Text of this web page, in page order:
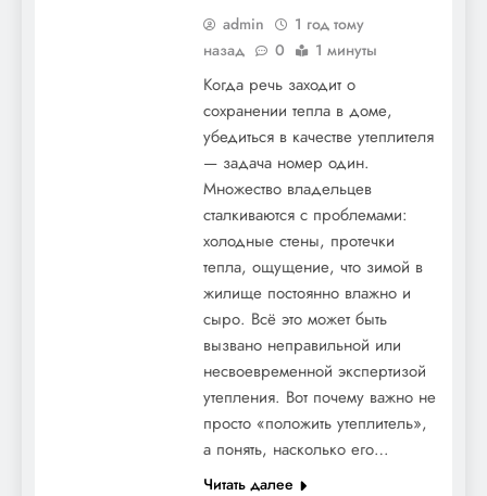
admin
1 год тому
назад
0 1 минуты
Когда речь заходит о
сохранении тепла в доме,
убедиться в качестве утеплителя
— задача номер один.
Множество владельцев
сталкиваются с проблемами:
холодные стены, протечки
тепла, ощущение, что зимой в
жилище постоянно влажно и
сыро. Всё это может быть
вызвано неправильной или
несвоевременной экспертизой
утепления. Вот почему важно не
просто «положить утеплитель»,
а понять, насколько его…
Читать далее